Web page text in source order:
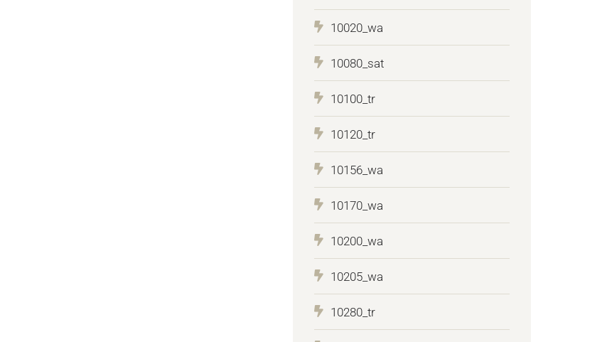
10020_wa
10080_sat
10100_tr
10120_tr
10156_wa
10170_wa
10200_wa
10205_wa
10280_tr